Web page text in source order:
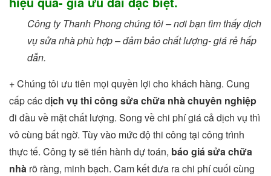
Công ty Thanh Phong chúng tôi – nơi bạn tìm thấy dịch
vụ sửa nhà phù hợp – đảm bảo chất lượng- giá rẻ hấp
dẫn.
+ Chúng tôi ưu tiên mọi quyền lợi cho khách hàng. Cung
cấp các dịch vụ thi công sửa chữa nhà chuyên nghiệp
đi đầu về mặt chất lượng. Song về chi phí giá cả dịch vụ thì
vô cùng bất ngờ. Tùy vào mức độ thi công tại công trình
thực tế. Công ty sẽ tiến hành dự toán, báo giá sửa chữa
nhà rõ ràng, minh bạch. Cam kết đưa ra chi phí cuối cùng